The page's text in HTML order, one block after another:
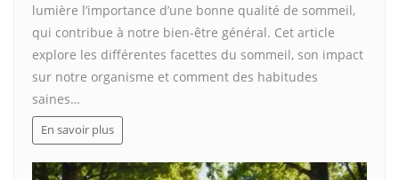
lumière l’importance d’une bonne qualité de sommeil,
qui contribue à notre bien-être général. Cet article
explore les différentes facettes du sommeil, son impact
sur notre organisme et comment des habitudes
saines…
En savoir plus